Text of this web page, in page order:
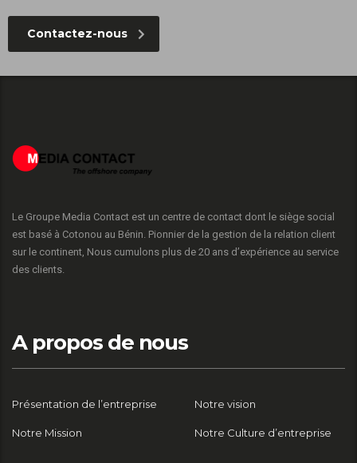
Contactez-nous
Le Groupe Media Contact est un centre de contact dont le siège social
est basé à Cotonou au Bénin. Pionnier de la gestion de la relation client
sur le continent, Nous cumulons plus de 20 ans d’expérience au service
des clients.
A propos de nous
Présentation de l’entreprise Notre vision
Notre Mission Notre Culture d’entreprise